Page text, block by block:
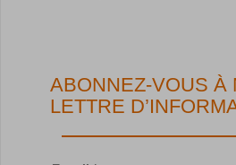
ABONNEZ-VOUS À
LETTRE